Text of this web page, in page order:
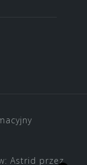
Astrid przez